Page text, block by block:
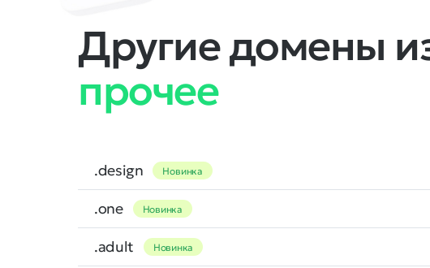
Другие домены
прочее
.design Новинка
.one Новинка
.adult Новинка